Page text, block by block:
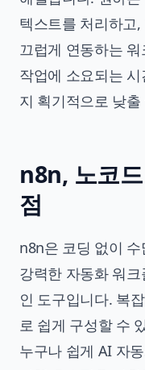
텍스트를 처리하고
끄럽게 연동하는
작업에 소요되는
지 획기적으로 낮출
n8n, 노코
점
n8n은 코딩 없이
강력한 자동화 워
인 도구입니다. 복
로 쉽게 구성할 수
누구나 쉽게 AI 자